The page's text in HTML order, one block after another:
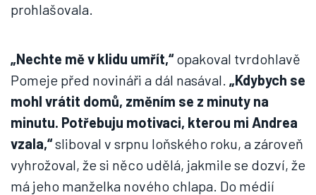
prohlašovala.
„Nechte mě v klidu umřít,“opakoval tvrdohlavě
Pomeje před novináři a dál nasával. „Kdybych se
mohl vrátit domů, změním se z minuty na
minutu. Potřebuju motivaci, kterou mi Andrea
vzala,“sliboval v srpnu loňského roku, a zároveň
vyhrožoval, že si něco udělá, jakmile se dozví, že
má jeho manželka nového chlapa. Do médií